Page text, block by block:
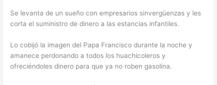
Se levanta de un sueño con empresarios sinvergüenzas y les
corta el suministro de dinero a las estancias infantiles.
Lo cobijó la imagen del Papa Francisco durante la noche y
amanece perdonando a todos los huachicoleros y
ofreciéndoles dinero para que ya no roben gasolina.